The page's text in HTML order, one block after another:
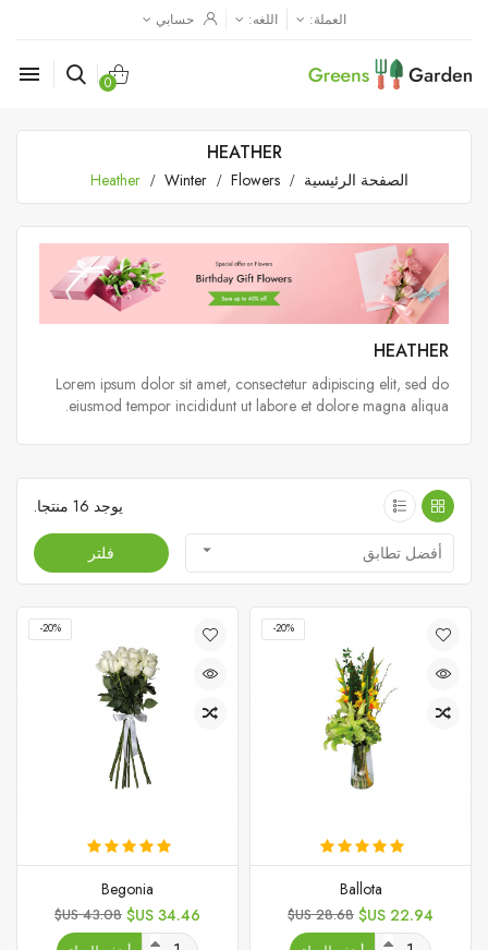
العملة: اللغه: حسابي
0

HEATHER
الصفحة الرئيسية Flowers
Winter
Heather
HEATHER
Lorem ipsum dolor sit amet, consectetur adipiscing elit, sed do
eiusmod tempor incididunt ut labore et dolore magna aliqua.
يوجد 16 منتجا.
أفضل تطابق  فلتر
‎-20%
Ballota
السعر
22.94 US$
السعر
الأساسي
28.68 US$
‎-20%
Begonia
السعر
34.46 US$
السعر
الأساسي
43.08 US$